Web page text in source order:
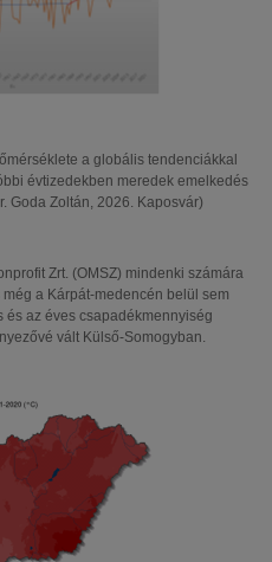
a globális tendenciákkal
évtizedekben meredek emelkedés
Goda Zoltán, 2026. Kaposvár)
Zrt. (OMSZ) mindenki számára
a Kárpát-medencén belül sem
és az éves csapadékmennyiség
vált Külső-Somogyban.